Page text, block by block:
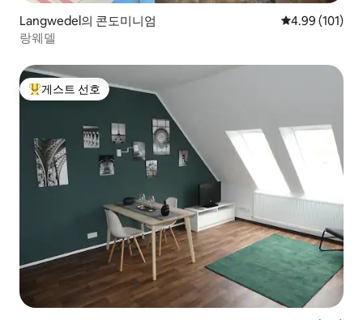
Langwedel의 콘도미니엄 평점 4.99점(5
4.99 (101)
랑웨델
상위 게스트 선호
게스트 선호